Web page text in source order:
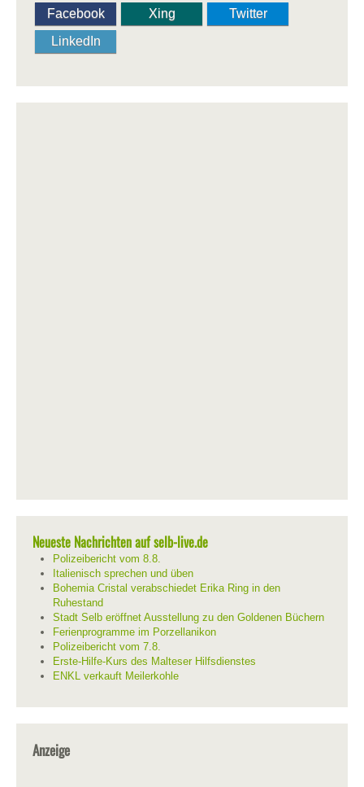
Facebook Xing
Twitter
LinkedIn
Neueste Nachrichten auf selb-live.de
Polizeibericht vom 8.8.
Italienisch sprechen und üben
Bohemia Cristal verabschiedet Erika Ring in den
Ruhestand
Stadt Selb eröffnet Ausstellung zu den Goldenen Büchern
Ferienprogramme im Porzellanikon
Polizeibericht vom 7.8.
Erste-Hilfe-Kurs des Malteser Hilfsdienstes
ENKL verkauft Meilerkohle
Anzeige